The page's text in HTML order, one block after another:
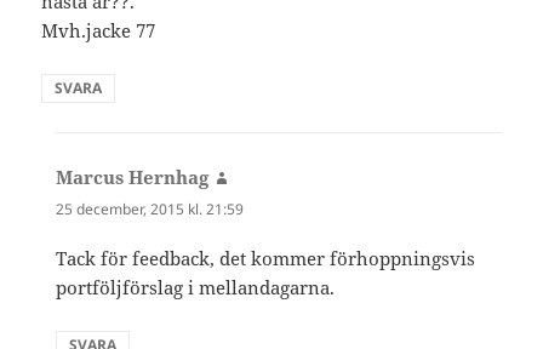
Mvh.jacke 77
SVARA
Marcus Hernhag
25 december, 2015 kl. 21:59
Tack för feedback, det kommer förhoppningsvis
portföljförslag i mellandagarna.